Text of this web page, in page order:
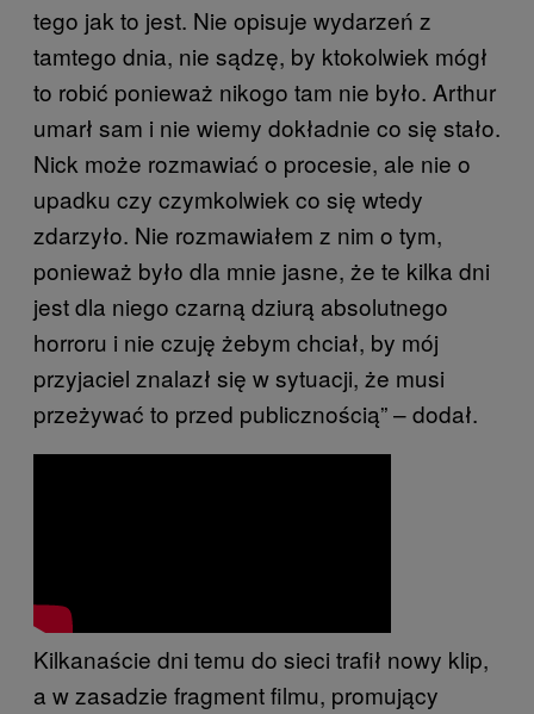
tego jak to jest. Nie opisuje wydarzeń z
tamtego dnia, nie sądzę, by ktokolwiek mógł
to robić ponieważ nikogo tam nie było. Arthur
umarł sam i nie wiemy dokładnie co się stało.
Nick może rozmawiać o procesie, ale nie o
upadku czy czymkolwiek co się wtedy
zdarzyło. Nie rozmawiałem z nim o tym,
ponieważ było dla mnie jasne, że te kilka dni
jest dla niego czarną dziurą absolutnego
horroru i nie czuję żebym chciał, by mój
przyjaciel znalazł się w sytuacji, że musi
przeżywać to przed publicznością” – dodał.
Kilkanaście dni temu do sieci trafił nowy klip,
a w zasadzie fragment filmu, promujący